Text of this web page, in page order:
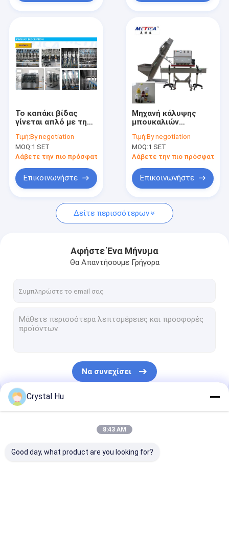
Προϊόντα
Εμφάνιση VR
Περίπου εμείς
Μας ελάτε σε επαφή με
Ζητήστε ένα απόσπασμα
Μηχανή πλήρωσης μπουκαλιών
μηχανή μαρκαρίσματος μπουκαλιών
πλυντήριο μπουκαλιών
Γεμίζοντας και σφραγίζοντας μηχανή σωλήνων
Εμφιαλώνοντας γραμμή παραγωγής
Μηχανή συσκευασίας συνήθειας
κονσερβοποιώντας μηχανή μπουκαλιών
Το καπάκι βίδας
γίνεται απλό με τη
μπουκαλιών από
ανοξείδωτο χάλυβα
Τιμή:By negotiation
MOQ:1 SET
Λάβετε την πιο πρόσφατη τιμή
Επικοινωνήστε
Μηχανή κάλυψης
μπουκαλιών
PLC 20-100mm
Διαμέτρου
μπουκαλιού
Τιμή:By negotiation
MOQ:1 SET
Λάβετε την πιο πρόσφατη
Επικοινωνήστε
Δείτε περισσότερων
Αφήστε Ένα Μήνυμα
Θα Απαντήσουμε Γρήγορα
Να συνεχίσει
Οι Κατηγορίες Μας
Crystal Hu
8:43 AM
Good day, what product are you looking for?